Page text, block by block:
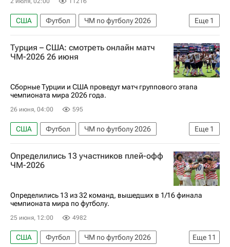
Еще 1
США Футбол
ЧМ по футболу 2026
Босния и Герцеговина
Турция – США: смотреть онлайн матч
ЧМ-2026 26 июня
Сборные Турции и США проведут матч группового этапа
чемпионата мира 2026 года.
26 июня, 04:00 595
Еще 1
США Футбол
ЧМ по футболу 2026
Турция
Определились 13 участников плей-офф
ЧМ-2026
Определились 13 из 32 команд, вышедших в 1/16 финала
чемпионата мира по футболу.
25 июня, 12:00 4982
Еще 11
США Футбол
ЧМ по футболу 2026